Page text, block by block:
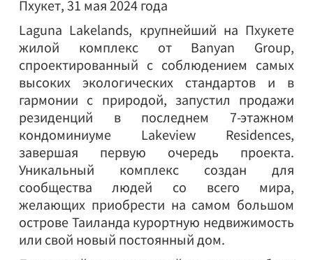
Пхукет, 31 мая 2024 года
Laguna Lakelands, крупнейший на Пхукете
жилой комплекс от Banyan Group,
спроектированный с соблюдением самых
высоких экологических стандартов и в
гармонии с природой, запустил продажи
резиденций в последнем 7-этажном
кондоминиуме Lakeview Residences,
завершая первую очередь проекта.
Уникальный комплекс создан для
сообщества людей со всего мира,
желающих приобрести на самом большом
острове Таиланда курортную недвижимость
или свой новый постоянный дом.